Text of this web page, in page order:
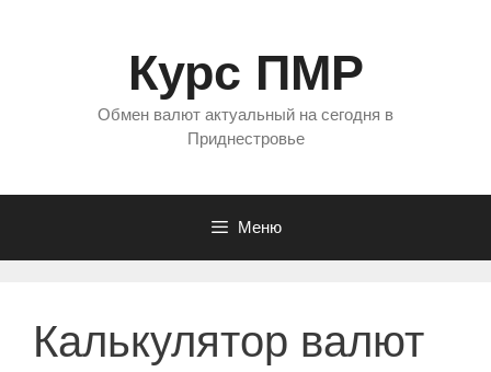
Курс ПМР
Обмен валют актуальный на сегодня в
Приднестровье
Меню
Калькулятор валют